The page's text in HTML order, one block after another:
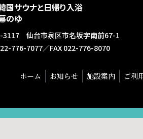
国サウナと日帰り入浴
のゆ
3117 仙台市泉区市名坂字南前67-1
776-7077／FAX 022-776-8070
ホーム お知らせ 施設案内 ご利